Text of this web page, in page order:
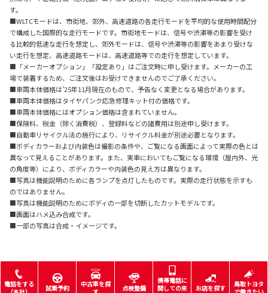
す。
■WLTCモードは、市街地、郊外、高速道路の各走行モードを平均的な使用時間配分
で構成した国際的な走行モードです。市街地モードは、信号や渋滞等の影響を受け
る比較的低速な走行を想定し、郊外モードは、信号や渋滞等の影響をあまり受けな
い走行を想定、高速道路モードは、高速道路等での走行を想定しています。
■「メーカーオプション」「設定あり」はご注文時に申し受けます。メーカーの工
場で装着するため、ご注文後はお受けできませんのでご了承ください。
■車両本体価格は'25年11月現在のもので、予告なく変更となる場合があります。
■車両本体価格はタイヤパンク応急修理キット付の価格です。
■車両本体価格にはオプション価格は含まれていません。
■保険料、税金（除く消費税）、登録料などの諸費用は別途申し受けます。
■自動車リサイクル法の施行により、リサイクル料金が別途必要となります。
■ボディカラーおよび内装色は撮影の条件や、ご覧になる画面によって実際の色とは
異なって見えることがあります。また、実車においてもご覧になる環境（屋内外、光
の角度等）により、ボディカラーや内装色の見え方は異なります。
■写真は機能説明のために各ランプを点灯したものです。実際の走行状態を示すも
のではありません。
■写真は機能説明のためにボディの一部を切断したカットモデルです。
■画面はハメ込み合成です。
■一部の写真は合成・イメージです。
電話をする
試乗予約
中古車を探
点検整備
携帯電話に
関しての来
お店を探す
鳥取トヨタ